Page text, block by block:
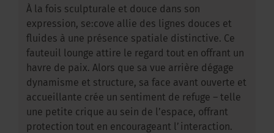
À la fois sculpturale et douce dans son
expression, se:cove allie des lignes douces et
fluides à une présence spatiale distinctive. Ce
fauteuil lounge attire le regard tout en offrant un
havre de paix. Alors que sa vue arrière dégage
dynamisme et structure, sa face avant ouverte et
accueillante crée un sentiment de refuge – telle
une petite crique au sein de l’espace, offrant
protection tout en encourageant l’interaction.